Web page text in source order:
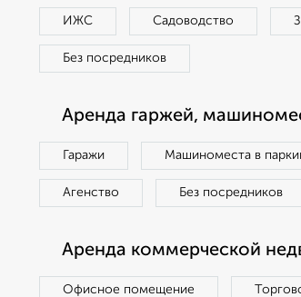
ИЖС Садоводство
Без посредников
Аренда гаржей,
Гаражи Машиноместа в
Агенство Без посредников
Аренда коммерческой
Офисное помещение